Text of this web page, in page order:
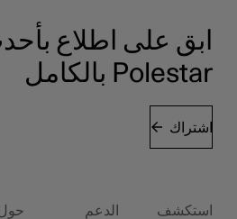
ابق على اطلاع
Polestar بالكامل
اشتراك
استكشف
الدعم